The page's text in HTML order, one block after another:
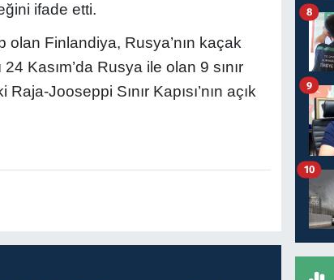
ifade etti.
olan Finlandiya, Rusya’nın kaçak
Kasım’da Rusya ile olan 9 sınır
Jooseppi Sınır Kapısı’nın açık
8
9
10